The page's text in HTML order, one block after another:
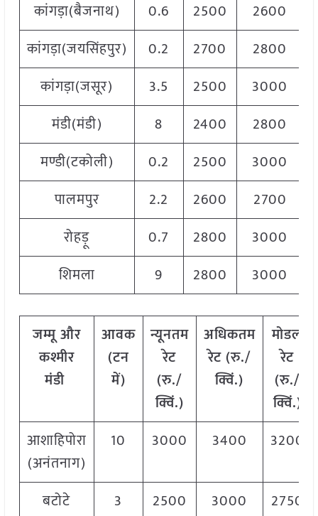
कांगड़ा(बैजनाथ)
0.6 2500 2600
कांगड़ा(जयसिंहपुर)
0.2 2700 2800
कांगड़ा(जसूर)
3.5 2500 3000
मंडी(मंडी)
8 2400 2800
मण्डी(टकोली)
0.2 2500 3000
पालमपुर
2.2 2600 2700
रोहड़ू
0.7 2800 3000
शिमला
9 2800 3000
जम्मू और
कश्मीर
मंडी
आवक
(टन
में)
न्यूनतम
रेट
(रु./
क्विं.)
अधिकतम
रेट (रु./
क्विं.)
मोडल
रेट
(रु./
क्विं.)
आशाहिपोरा
(अनंतनाग)
10 3000 3400 3200
बटोटे 3 2500 3000 2750